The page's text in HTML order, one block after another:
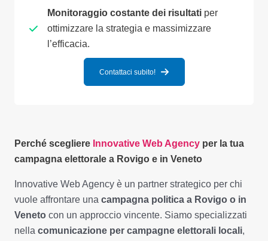
Monitoraggio costante dei risultati per
ottimizzare la strategia e massimizzare
l’efficacia.
Contattaci subito!
Perché scegliere Innovative Web Agency per la tua
campagna elettorale a Rovigo e in Veneto
Innovative Web Agency è un partner strategico per chi
vuole affrontare una campagna politica a Rovigo o in
Veneto con un approccio vincente. Siamo specializzati
nella comunicazione per campagne elettorali locali,